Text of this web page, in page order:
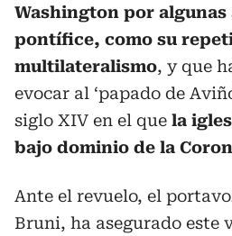
Washington por
pontífice, como su
multilateralismo, y que
evocar al ‘papado de
siglo XIV en el que la
bajo dominio de la
Ante el revuelo, el
Bruni, ha asegurado este